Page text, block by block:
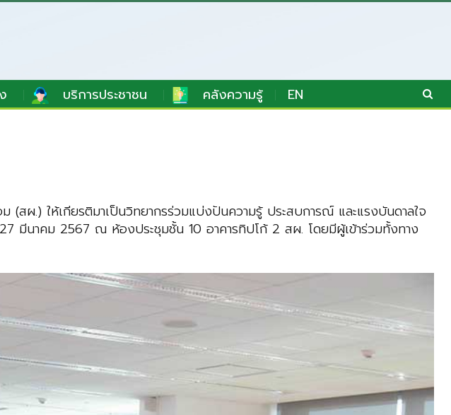
บริการประชาชน คลังความรู้ EN
(สผ.) ให้เกียรติมาเป็นวิทยากรร่วมแบ่งปันความรู้ ประสบการณ์ และแรงบันดาลใจ
มีนาคม 2567 ณ ห้องประชุมชั้น 10 อาคารทิปโก้ 2 สผ. โดยมีผู้เข้าร่วมทั้งทาง